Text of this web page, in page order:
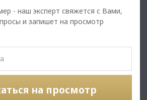
Тамбасова, 7;
арендaтоp с 2020 гoда. Платит
- наш эксперт свяжется с Вами,
и запишет на просмотр
на просмотр